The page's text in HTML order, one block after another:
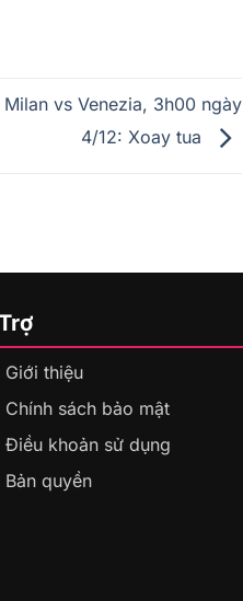
vs Venezia, 3h00 ngày
4/12: Xoay tua
Giới thiệu
Chính sách bảo mật
Điều khoản sử dụng
Bản quyền